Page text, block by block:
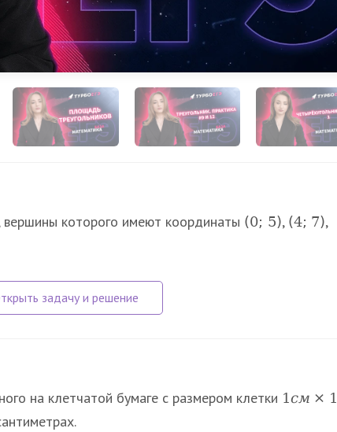
которого имеют координаты (0; 5), (4; 7),
на клетчатой бумаге с размером клетки 1см × 1